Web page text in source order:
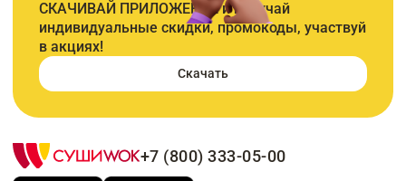
СКАЧИВАЙ ПРИЛОЖЕНИЕ и получай
индивидуальные скидки, промокоды, участвуй
в акциях!
Скачать
+7 (800) 333-05-00